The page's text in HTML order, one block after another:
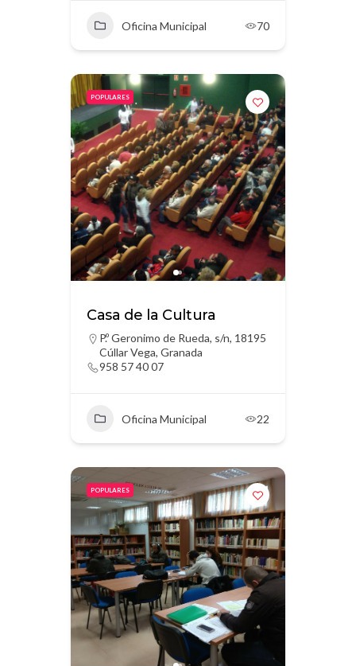
Oficina Municipal 70
POPULARES
Casa de la Cultura
P.º Geronimo de Rueda, s/n, 18195
Cúllar Vega, Granada
958 57 40 07
Oficina Municipal 22
POPULARES